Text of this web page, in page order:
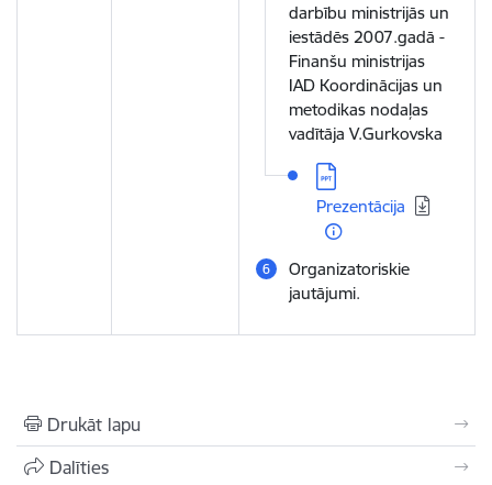
darbību ministrijās un
iestādēs 2007.gadā -
Finanšu ministrijas
IAD Koordinācijas un
metodikas nodaļas
vadītāja V.Gurkovska
Lejupielādēt:
Prezentācija
Organizatoriskie
jautājumi.
Drukāt lapu
Dalīties